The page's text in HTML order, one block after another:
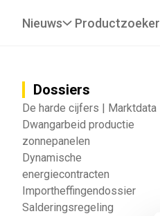
Nieuws Productzoeker
Dossiers
De harde cijfers | Marktdata
Dwangarbeid productie
zonnepanelen
Dynamische
energiecontracten
Importheffingendossier
Salderingsregeling